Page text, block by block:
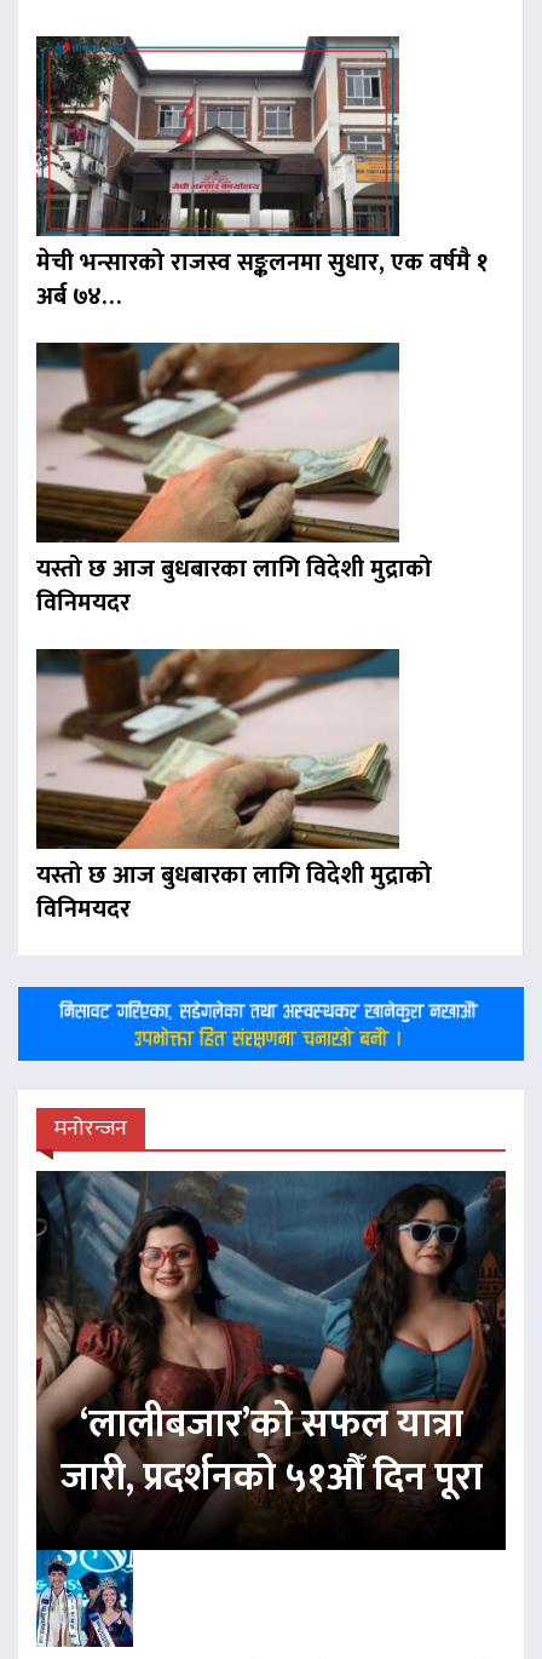
मेची भन्सारको राजस्व सङ्कलनमा सुधार, एक वर्षमै १
अर्ब ७४…
यस्तो छ आज बुधबारका लागि विदेशी मुद्राको
विनिमयदर
यस्तो छ आज बुधबारका लागि विदेशी मुद्राको
विनिमयदर
मनोरन्जन
‘लालीबजार’को सफल यात्रा
जारी, प्रदर्शनको ५१औँ दिन पूरा